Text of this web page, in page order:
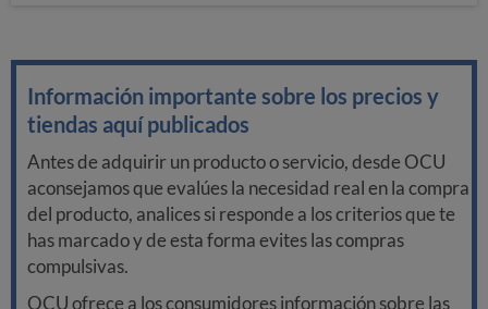
Información importante sobre los precios y
tiendas aquí publicados
Antes de adquirir un producto o servicio, desde OCU
aconsejamos que evalúes la necesidad real en la compra
del producto, analices si responde a los criterios que te
has marcado y de esta forma evites las compras
compulsivas.
OCU ofrece a los consumidores información sobre las